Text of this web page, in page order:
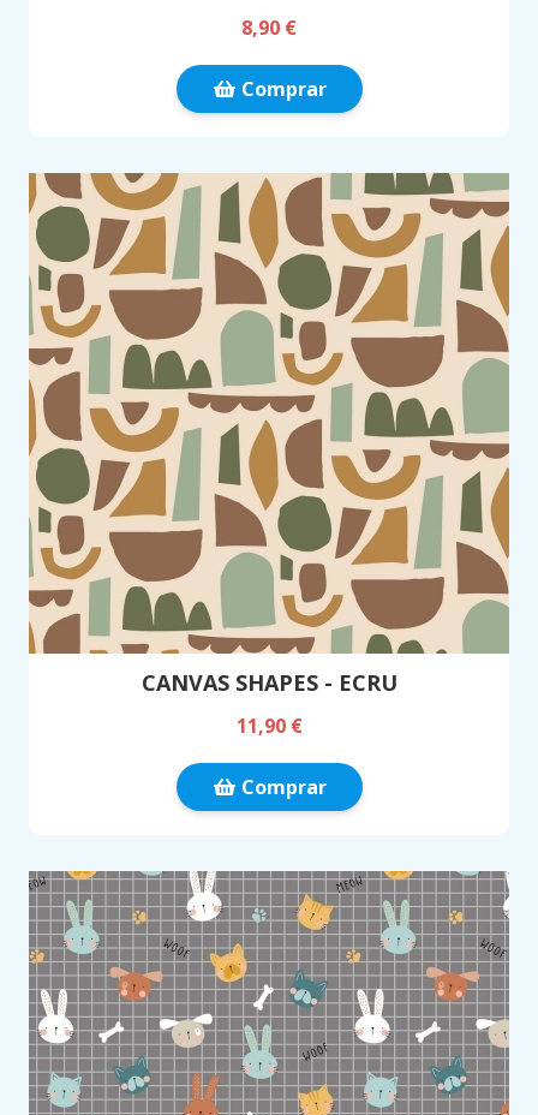
8,90 €
Comprar
CANVAS SHAPES - ECRU
11,90 €
Comprar